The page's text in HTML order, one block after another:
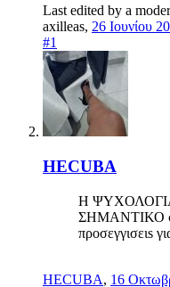
Last edited by a
axilleas, 26 Ιουνίου
#1
HECUBA
Η ΨΥΧΟΛΟΓΙΑ
ΣΗΜΑΝΤΙΚΟ
προσεγγισειs
HECUBA, 16